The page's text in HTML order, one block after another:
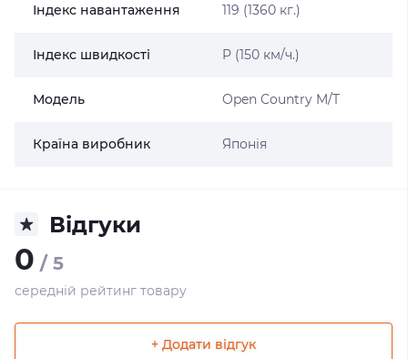
Індекс навантаження 119 (1360 кг.)
Індекс швидкості P (150 км/ч.)
Модель Open Country M/T
Країна виробник Японія
Відгуки
0 / 5
середній рейтинг товару
+ Додати відгук